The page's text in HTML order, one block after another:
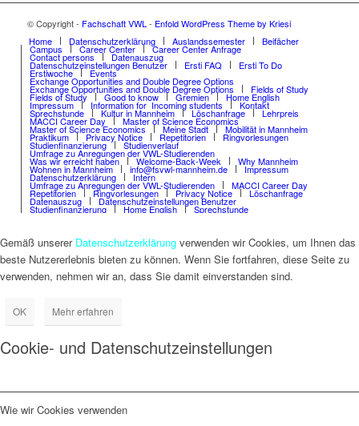
© Copyright - Fachschaft VWL - Enfold WordPress Theme by Kriesi
Home
Datenschutzerklärung Auslandssemester Beifächer
Campus Career Center Career Center Anfrage
Contact persons Datenauszug
Datenschutzeinstellungen Benutzer Ersti FAQ Ersti To Do
Erstiwoche Events
Exchange Opportunities and Double Degree Options
Exchange Opportunities and Double Degree Options Fields of Study
Fields of Study Good to know Gremien Home English
Impressum Information for Incoming students Kontakt
Sprechstunde Kultur in Mannheim Löschanfrage Lehrpreis
MACCI Career Day Master of Science Economics
Master of Science Economics Meine Stadt Mobilität in Mannheim
Praktikum Privacy Notice Repetitorien Ringvorlesungen
Studienfinanzierung Studienverlauf
Umfrage zu Anregungen der VWL-Studierenden
Was wir erreicht haben Welcome-Back-Week Why Mannheim
Wohnen in Mannheim info@fsvwl-mannheim.de Impressum
Datenschutzerklärung Intern
Umfrage zu Anregungen der VWL-Studierenden MACCI Career Day
Repetitorien Ringvorlesungen Privacy Notice Löschanfrage
Datenauszug Datenschutzeinstellungen Benutzer
Studienfinanzierung Home English Sprechstunde
Gemäß unserer Datenschutzerklärung verwenden wir Cookies, um Ihnen das
beste Nutzererlebnis bieten zu können. Wenn Sie fortfahren, diese Seite zu
verwenden, nehmen wir an, dass Sie damit einverstanden sind.
OK Mehr erfahren
Cookie- und Datenschutzeinstellungen
Wie wir Cookies verwenden